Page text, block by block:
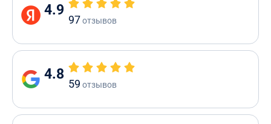
4.9
97отзывов
4.8
59 отзывов